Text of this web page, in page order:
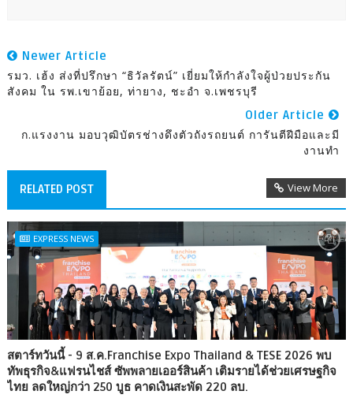
Newer Article
รมว. เฮ้ง ส่งที่ปรึกษา “ธิวัลรัตน์” เยี่ยมให้กำลังใจผู้ป่วยประกัน
สังคม ใน รพ.เขาย้อย, ท่ายาง, ชะอำ จ.เพชรบุรี
Older Article
ก.แรงงาน มอบวุฒิบัตรช่างดึงตัวถังรถยนต์ การันตีฝีมือและมี
งานทำ
RELATED POST View More
EXPRESS NEWS
สตาร์ทวันนี้ - 9 ส.ค.Franchise Expo Thailand & TESE 2026 พบ
ทัพธุรกิจ&แฟรนไชส์ ซัพพลายเออร์สินค้า เติมรายได้ช่วยเศรษฐกิจ
ไทย ลดใหญ่กว่า 250 บูธ คาดเงินสะพัด 220 ลบ.